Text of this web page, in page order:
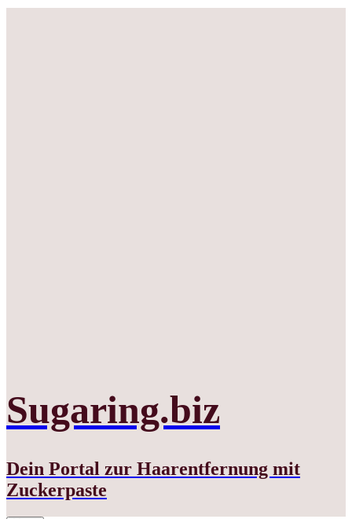
Sugaring.biz
Dein Portal zur Haarentfernung mit
Zuckerpaste